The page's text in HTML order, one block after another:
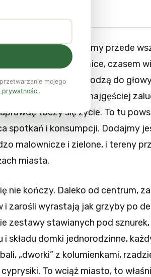
przed oczami mamy przede
i budynki, kamienice, czasem
kolejności przychodzą do
epoki, z drugiej – najgęściej
toczy się życie. To tu
spotkań i konsumpcji. Dodajmy
malownicze i zielone, i tereny
miasta.
nie kończy. Daleko od centrum,
i zarośli wyrastają jak grzyby po
zestawy stawianych pod
i składu domki jednorodzinne,
„dworki” z kolumienkami,
To wciąż miasto, to
mojego
prywatności.